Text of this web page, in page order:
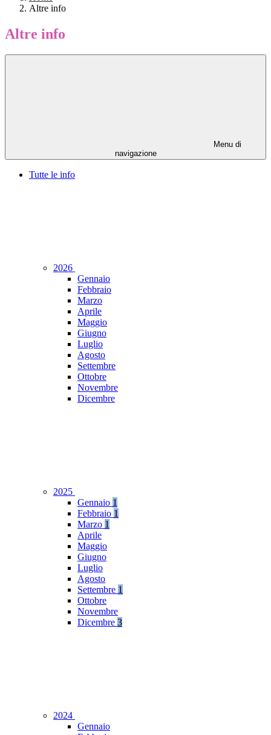
Altre info
Altre info
Menu di
navigazione
Tutte le info
2026
Gennaio
Febbraio
Marzo
Aprile
Maggio
Giugno
Luglio
Agosto
Settembre
Ottobre
Novembre
Dicembre
2025
Gennaio 1
Febbraio 1
Marzo 1
Aprile
Maggio
Giugno
Luglio
Agosto
Settembre 1
Ottobre
Novembre
Dicembre 3
2024
Gennaio